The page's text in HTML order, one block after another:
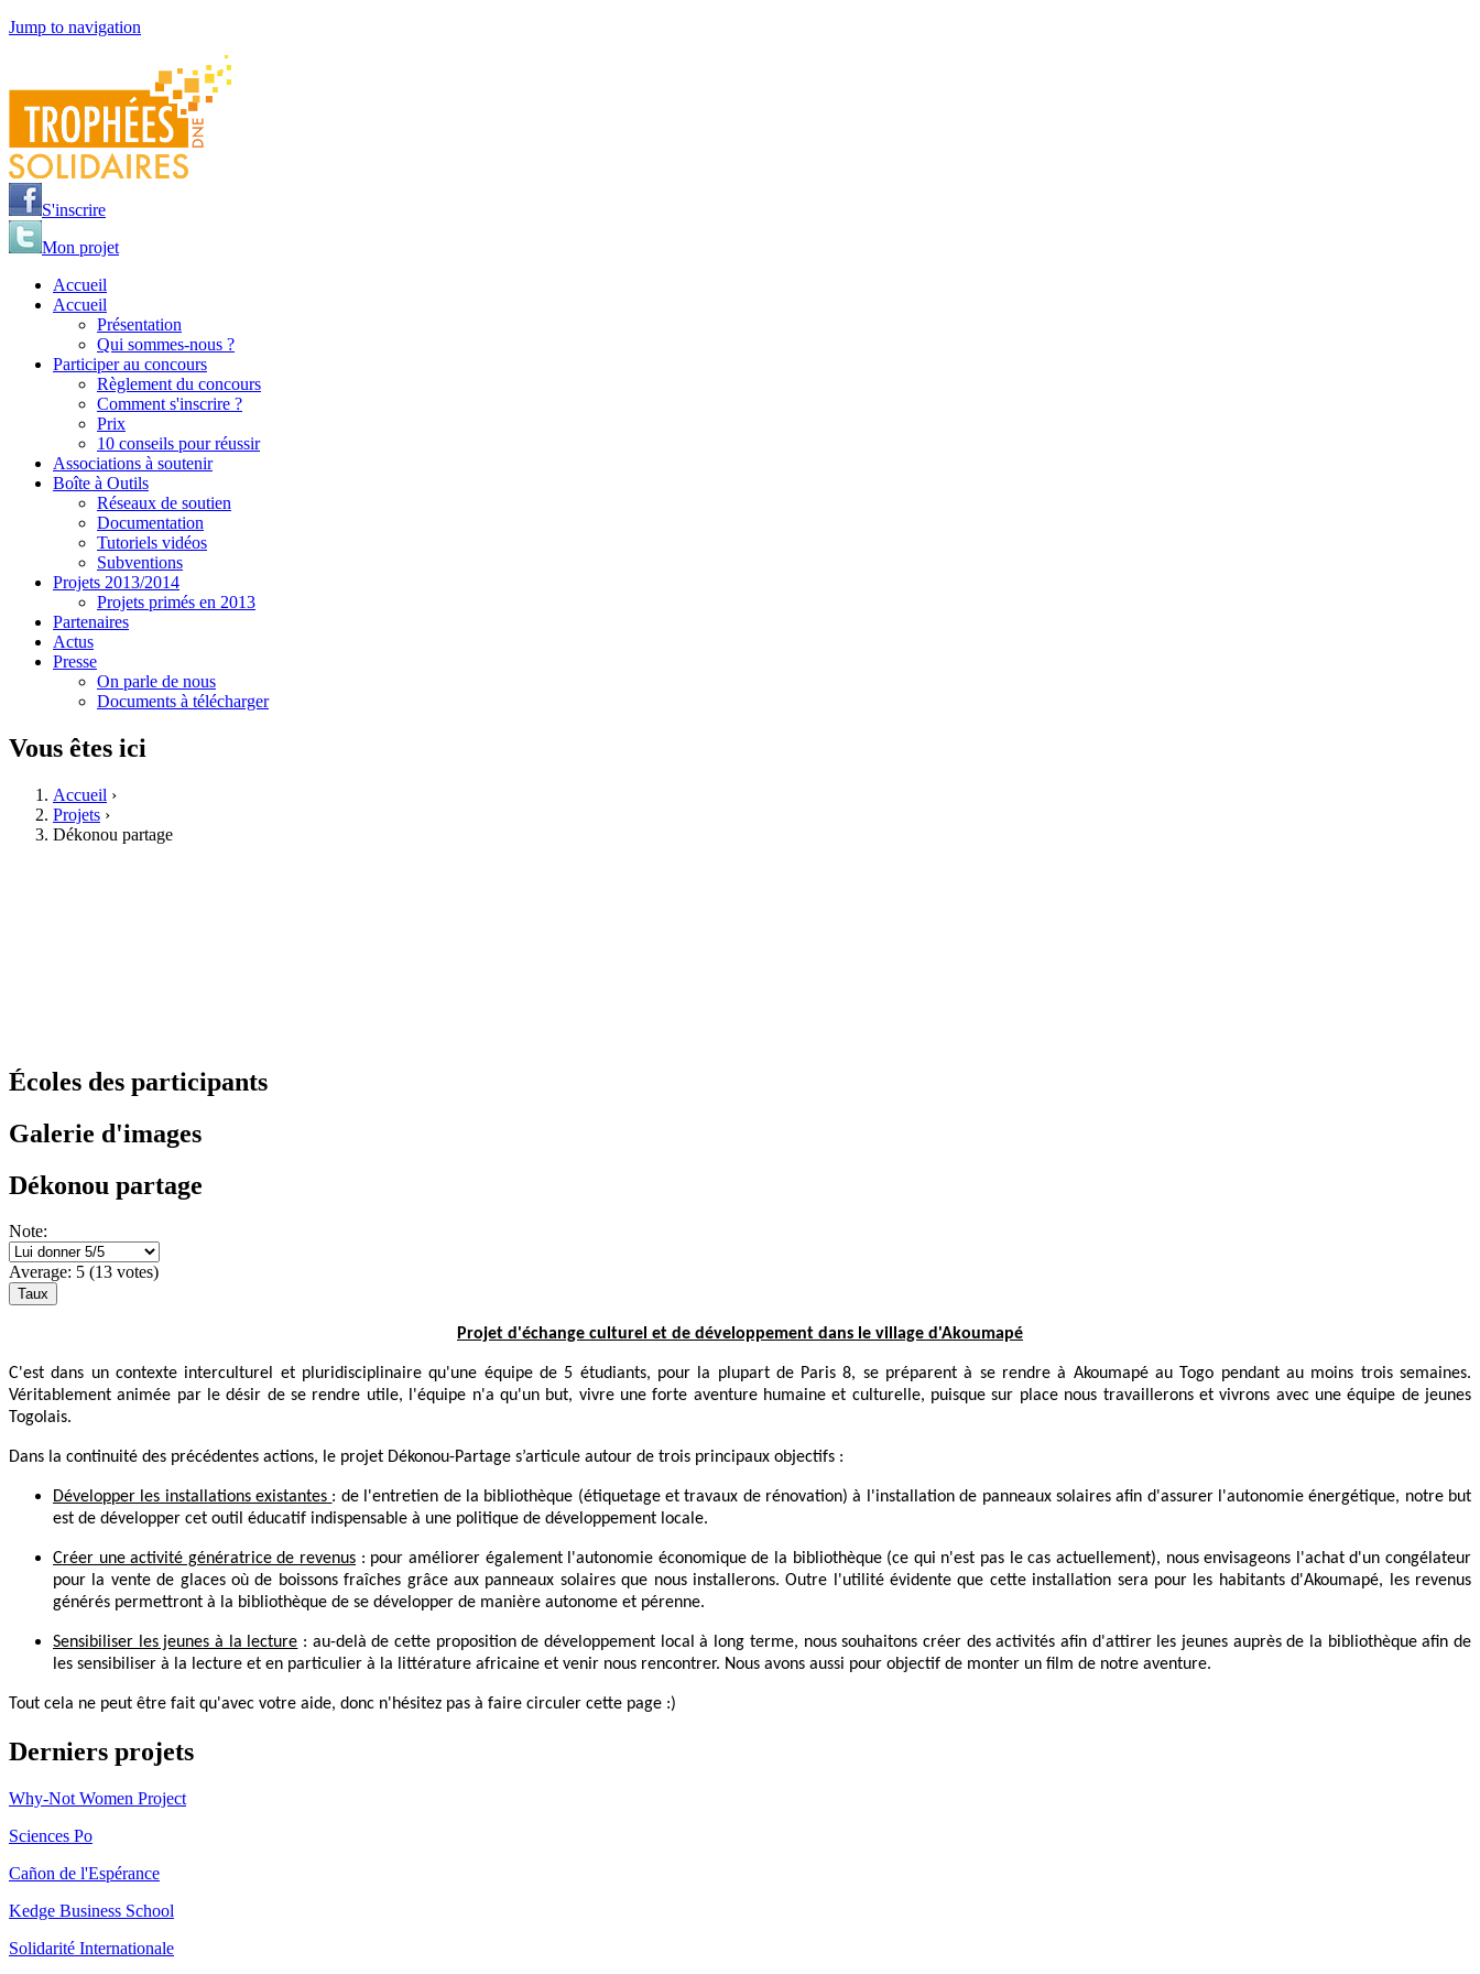
Jump to navigation
S'inscrire
Mon projet
Accueil
Accueil
Présentation
Qui sommes-nous ?
Participer au concours
Règlement du concours
Comment s'inscrire ?
Prix
10 conseils pour réussir
Associations à soutenir
Boîte à Outils
Réseaux de soutien
Documentation
Tutoriels vidéos
Subventions
Projets 2013/2014
Projets primés en 2013
Partenaires
Actus
Presse
On parle de nous
Documents à télécharger
Vous êtes ici
Accueil ›
Projets ›
Dékonou partage
Écoles des participants
Galerie d'images
Dékonou partage
Note:
Average: 5 (13 votes)
Projet d'échange culturel et de développement dans le village d'Akoumapé
C'est dans un contexte interculturel et pluridisciplinaire qu'une équipe de 5 étudiants, pour la plupart de Paris 8, se préparent à se rendre à Akoumapé au Togo pendant au moins trois semaines.
Véritablement animée par le désir de se rendre utile, l'équipe n'a qu'un but, vivre une forte aventure humaine et culturelle, puisque sur place nous travaillerons et vivrons avec une équipe de jeunes
Togolais.
Dans la continuité des précédentes actions, le projet Dékonou-Partage s’articule autour de trois principaux objectifs :
Développer les installations existantes : de l'entretien de la bibliothèque (étiquetage et travaux de rénovation) à l'installation de panneaux solaires afin d'assurer l'autonomie énergétique, notre but
est de développer cet outil éducatif indispensable à une politique de développement locale.
Créer une activité génératrice de revenus : pour améliorer également l'autonomie économique de la bibliothèque (ce qui n'est pas le cas actuellement), nous envisageons l'achat d'un congélateur
pour la vente de glaces où de boissons fraîches grâce aux panneaux solaires que nous installerons. Outre l'utilité évidente que cette installation sera pour les habitants d'Akoumapé, les revenus
générés permettront à la bibliothèque de se développer de manière autonome et pérenne.
Sensibiliser les jeunes à la lecture : au-delà de cette proposition de développement local à long terme, nous souhaitons créer des activités afin d'attirerles jeunes auprès de la bibliothèque afin de
les sensibiliser à la lecture et en particulier à la littérature africaine et venir nous rencontrer. Nous avons aussi pour objectif de monter un film de notre aventure.
Tout cela ne peut être fait qu'avec votre aide, donc n'hésitez pas à faire circuler cette page :)
Derniers projets
Why-Not Women Project
Sciences Po
Cañon de l'Espérance
Kedge Business School
Solidarité Internationale